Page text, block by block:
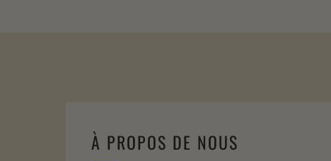
À PROPOS DE NOUS